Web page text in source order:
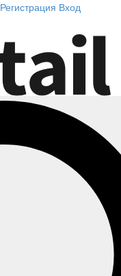
Регистрация Вход